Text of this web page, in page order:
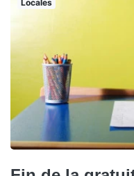
Locales